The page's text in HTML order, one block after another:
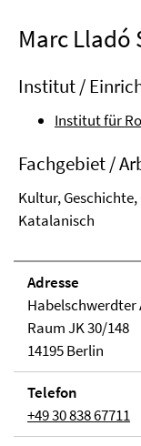
Marc Lladó
Institut /
Institut für
Fachgebiet /
Kultur,
Katalanisch
Adresse
Habelschwerdter
Raum JK 30/148
14195 Berlin
Telefon
+49 30 838 67711